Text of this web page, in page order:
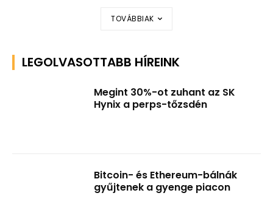
TOVÁBBIAK
LEGOLVASOTTABB HÍREINK
Megint 30%-ot zuhant az SK
Hynix a perps-tőzsdén
Bitcoin- és Ethereum-bálnák
gyűjtenek a gyenge piacon